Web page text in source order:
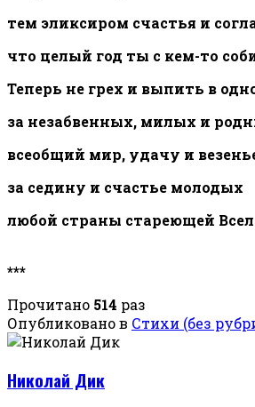
тем эликсиром счастья и
что целый год ты с кем-то
Теперь не грех и выпить в
за незабвенных, милых и
всеобщий мир, удачу и
за седину и счастье молодых
любой страны стареющей
***
Прочитано 514 раз
Опубликовано в Стихи (без
Николай Дик